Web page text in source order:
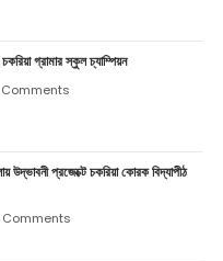
গ্রামার স্কুল চ্যাম্পিয়ন
Comments
উদ্ভাবনী প্রজেক্টে চকরিয়া কোরক বিদ্যাপীঠ
Comments